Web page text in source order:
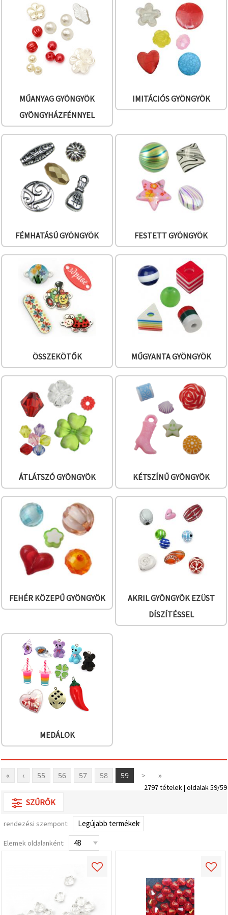
kattintva.
Fogadja
el
mindet
MŰANYAG GYÖNGYÖK
GYÖNGYHÁZFÉNNYEL
IMITÁCIÓS GYÖNGYÖK
FÉMHATÁSÚ GYÖNGYÖK FESTETT GYÖNGYÖK
ÖSSZEKÖTŐK MŰGYANTA GYÖNGYÖK
ÁTLÁTSZÓ GYÖNGYÖK KÉTSZÍNŰ GYÖNGYÖK
FEHÉR KÖZEPŰ GYÖNGYÖK
AKRIL GYÖNGYÖK EZÜST
DÍSZÍTÉSSEL
MEDÁLOK
« ‹ 55 56 57 58 59 > »
2797 tételek | oldalak 59/59
SZŰRŐK
rendezési szempont:
Elemek oldalanként: